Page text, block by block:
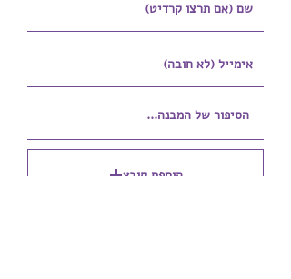
הוספת קובץ